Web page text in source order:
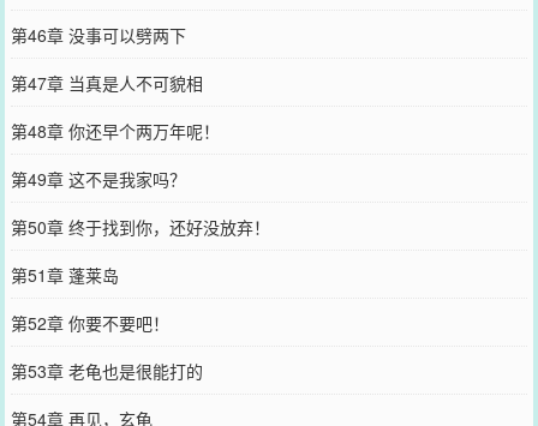
第46章 没事可以劈两下
第47章 当真是人不可貌相
第48章 你还早个两万年呢！
第49章 这不是我家吗？
第50章 终于找到你，还好没放弃！
第51章 蓬莱岛
第52章 你要不要吧！
第53章 老龟也是很能打的
第54章 再见，玄龟